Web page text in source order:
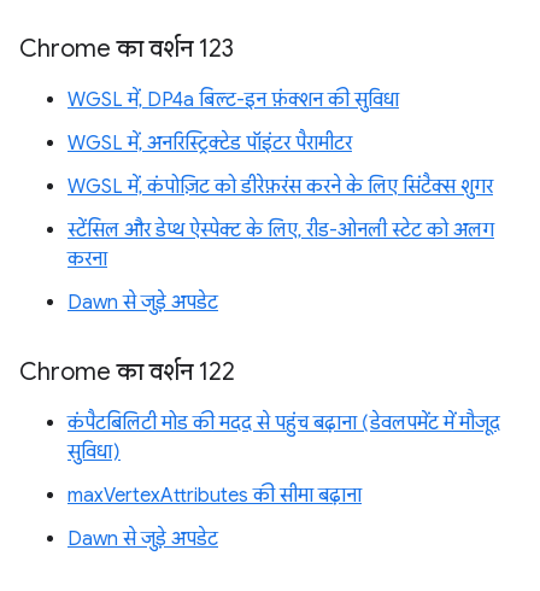
Chrome का वर्शन 123
WGSL में, DP4a बिल्ट-इन फ़ंक्शन की सुविधा
WGSL में, अनरिस्ट्रिक्टेड पॉइंटर पैरामीटर
WGSL में, कंपोज़िट को डीरेफ़रंस करने के लिए सिंटैक्स शुगर
स्टेंसिल और डेप्थ ऐस्पेक्ट के लिए, रीड-ओनली स्टेट को अलग
करना
Dawn से जुड़े अपडेट
Chrome का वर्शन 122
कंपैटबिलिटी मोड की मदद से पहुंच बढ़ाना (डेवलपमेंट में मौजूद
सुविधा)
maxVertexAttributes की सीमा बढ़ाना
Dawn से जुड़े अपडेट